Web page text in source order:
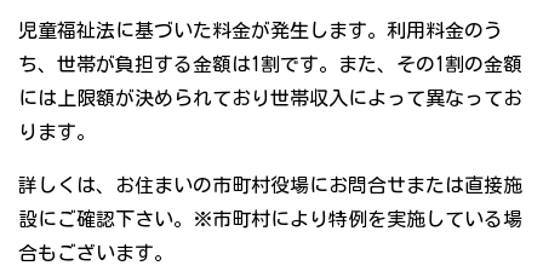
児童福祉法に基づいた料金が発生します。利用料金のう
ち、世帯が負担する金額は1割です。また、その1割の金額
には上限額が決められており世帯収入によって異なってお
ります。
詳しくは、お住まいの市町村役場にお問合せまたは直接施
設にご確認下さい。※市町村により特例を実施している場
合もございます。